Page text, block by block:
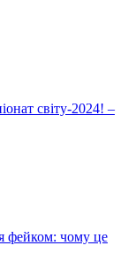
світу-2024! –
фейком: чому це